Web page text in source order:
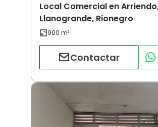
Local Comercial en
Llanogrande, Rionegro
Contactar